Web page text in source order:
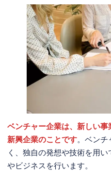
ベンチャー企業は、新しい
新興企業のことです。ベンチ
く、独自の発想や技術を用
やビジネスを行います。